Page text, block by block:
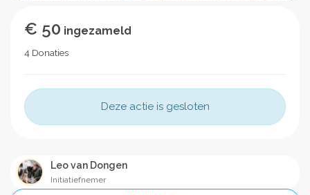
€ 50 ingezameld
4 Donaties
Deze actie is gesloten
Leo van Dongen
Initiatiefnemer